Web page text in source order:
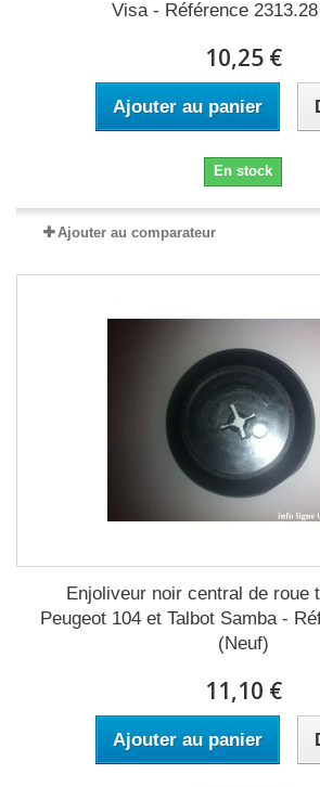
Visa - Référence
10,25 €
Ajouter au panier
En stock
Ajouter au comparateur
Enjoliveur noir central de roue
Peugeot 104 et Talbot Samba -
(Neuf)
11,10 €
Ajouter au panier